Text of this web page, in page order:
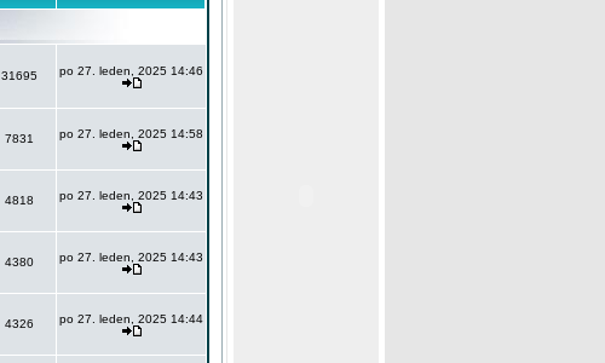
31695 po 27. leden, 2025 14:46
7831 po 27. leden, 2025 14:58
4818 po 27. leden, 2025 14:43
4380 po 27. leden, 2025 14:43
4326 po 27. leden, 2025 14:44